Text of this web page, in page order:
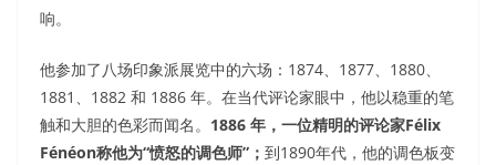
响。
他参加了八场印象派展览中的六场：1874、1877、1880、
1881、1882 和 1886 年。在当代评论家眼中，他以稳重的笔
触和大胆的色彩而闻名。 1886 年，一位精明的评论家Félix
Fénéon称他为“愤怒的调色师” ； 到1890年代，他的调色板变